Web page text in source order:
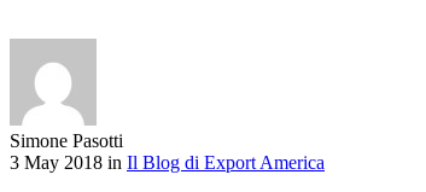
Simone Pasotti
3 May 2018 in Il Blog di Export America